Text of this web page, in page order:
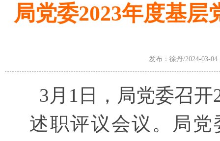
局党委2023年度基
发布：徐丹/2024-03-
3月1日，局党委召
述职评议会议。局